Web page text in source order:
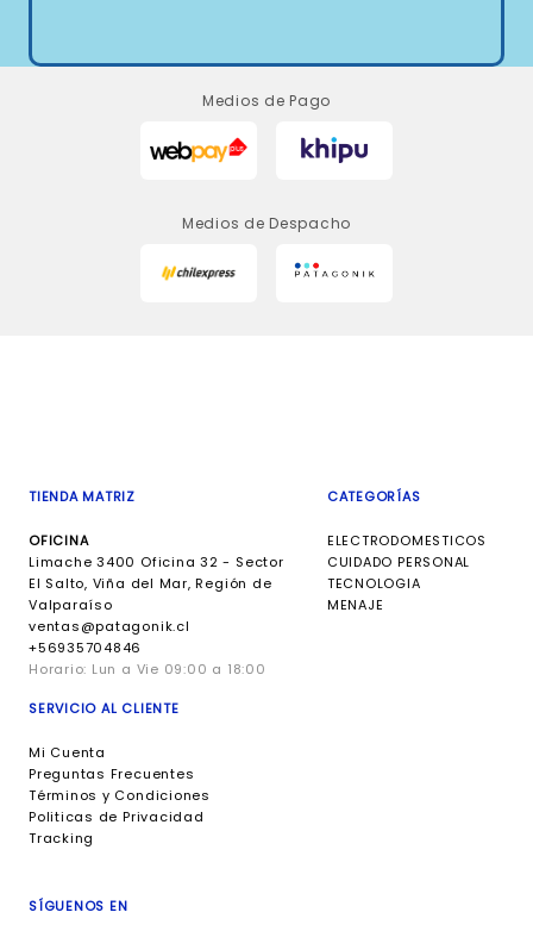
Medios de Pago
Medios de Despacho
TIENDA MATRIZ
OFICINA
Limache 3400 Oficina 32 - Sector
El Salto, Viña del Mar, Región de
Valparaíso
ventas@patagonik.cl
+56935704846
Horario: Lun a Vie 09:00 a 18:00
CATEGORÍAS
ELECTRODOMESTICOS
CUIDADO PERSONAL
TECNOLOGIA
MENAJE
SERVICIO AL CLIENTE
Mi Cuenta
Preguntas Frecuentes
Términos y Condiciones
Politicas de Privacidad
Tracking
SÍGUENOS EN